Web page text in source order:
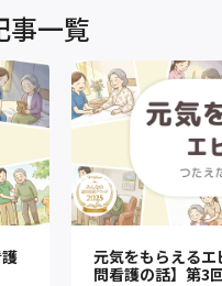
事一覧
元気をもらえる
問看護の話】第3